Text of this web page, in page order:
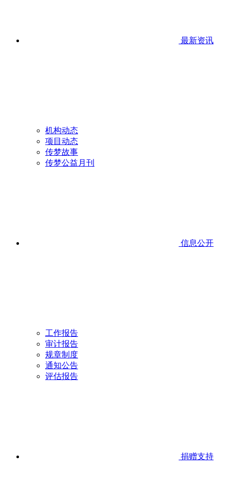
最新资讯
机构动态
项目动态
传梦故事
传梦公益月刊
信息公开
工作报告
审计报告
规章制度
通知公告
评估报告
捐赠支持